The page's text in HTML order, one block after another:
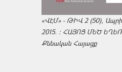
«ՎԷՄ» - ԹԻՎ 2 (50),
2015. : ՀԱՅՈՑ ՄԵԾ
Քննական Հայացք